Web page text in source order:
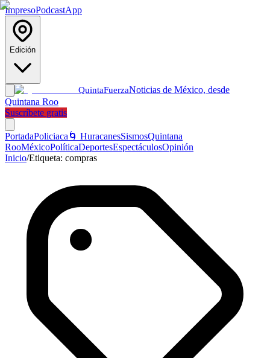
ImpresoPodcastApp
Edición
QuintaFuerzaNoticias de México, desde
Quintana Roo
Suscríbete gratis
PortadaPoliciaca 🌀 HuracanesSismosQuintana
RooMéxicoPolíticaDeportesEspectáculosOpinión
Inicio/Etiqueta: compras